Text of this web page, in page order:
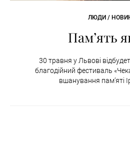
ЛЮДИ /
Пам’ять
30 травня у Львові
благодійний фестиваль
вшанування пам’яті